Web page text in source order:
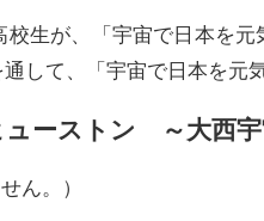
生が、「宇宙で日本を
して、「宇宙で日本を元
ーストン ～大西宇
ん。）